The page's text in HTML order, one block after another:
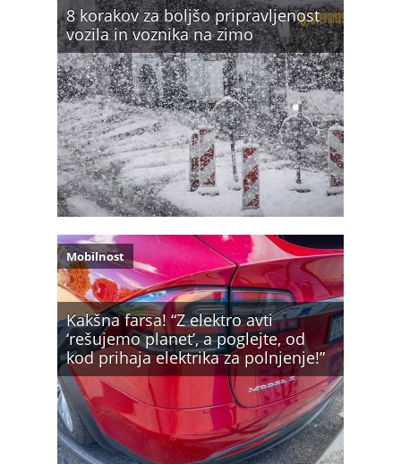
8 korakov za boljšo pripravljenost
vozila in voznika na zimo
Kakšna farsa! “Z elektro avti
‘rešujemo planet’, a poglejte, od
kod prihaja elektrika za polnjenje!”
Mobilnost